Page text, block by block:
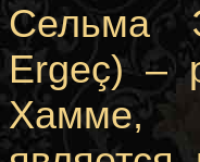
Сельма
Ergeç) –
Хамме,